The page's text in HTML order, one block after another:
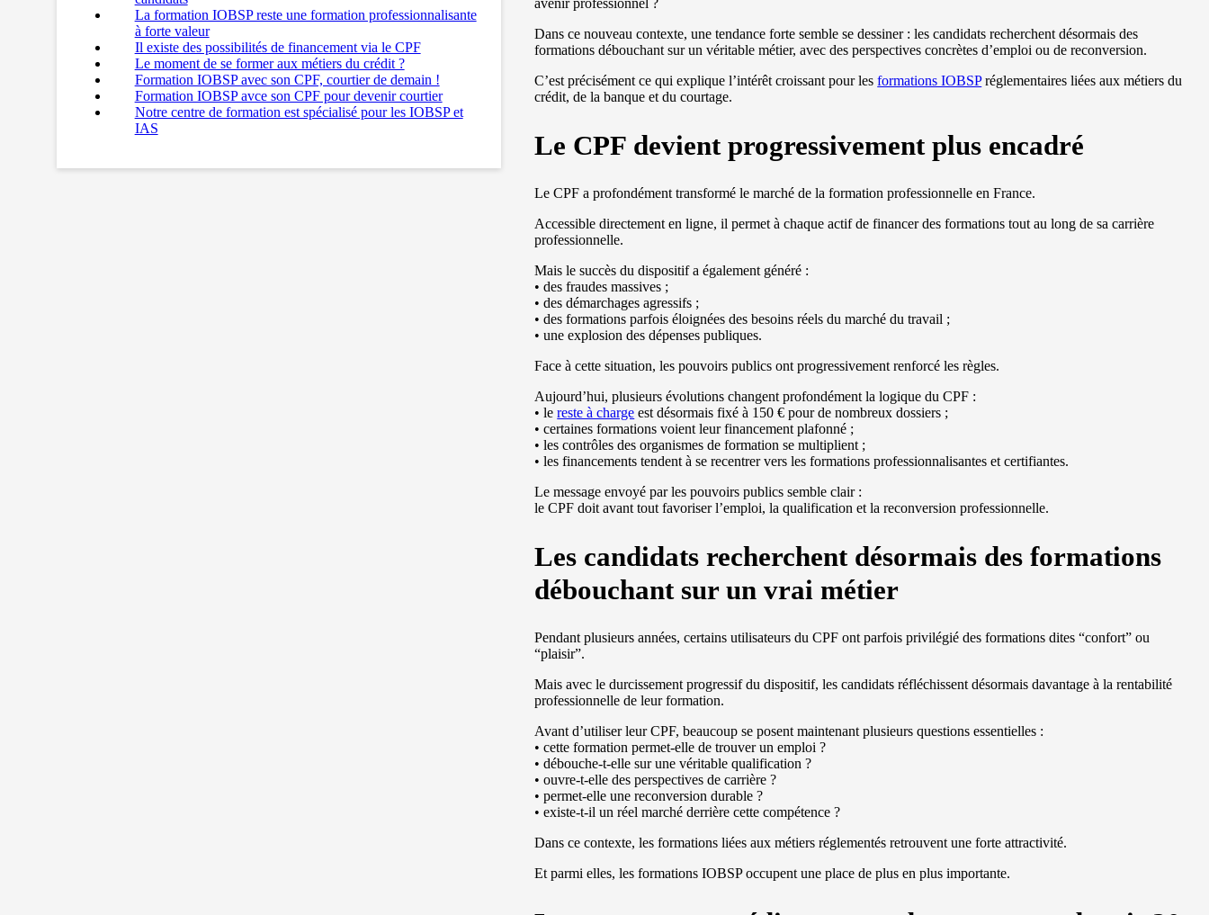
avenir professionnel ?
Dans ce nouveau contexte, une tendance forte semble se dessiner : les candidats recherchent désormais des
formations débouchant sur un véritable métier, avec des perspectives concrètes d’emploi ou de reconversion.
C’est précisément ce qui explique l’intérêt croissant pour lesformations IOBSPréglementaires liées aux métiers du
crédit, de la banque et du courtage.
Le CPF devient progressivement plus encadré
Le CPF a profondément transformé le marché de la formation professionnelle en France.
Accessible directement en ligne, il permet à chaque actif de financer des formations tout au long de sa carrière
professionnelle.
Mais le succès du dispositif a également généré :
• des fraudes massives ;
• des démarchages agressifs ;
• des formations parfois éloignées des besoins réels du marché du travail ;
• une explosion des dépenses publiques.
Face à cette situation, les pouvoirs publics ont progressivement renforcé les règles.
Aujourd’hui, plusieurs évolutions changent profondément la logique du CPF :
• lereste à charge est désormais fixé à 150 € pour de nombreux dossiers ;
• certaines formations voient leur financement plafonné ;
• les contrôles des organismes de formation se multiplient ;
• les financements tendent à se recentrer vers les formations professionnalisantes et certifiantes.
Le message envoyé par les pouvoirs publics semble clair :
le CPF doit avant tout favoriser l’emploi, la qualification et la reconversion professionnelle.
Les candidats recherchent désormais des formations
débouchant sur un vrai métier
Pendant plusieurs années, certains utilisateurs du CPF ont parfois privilégié des formations dites “confort” ou
“plaisir”.
Mais avec le durcissement progressif du dispositif, les candidats réfléchissent désormais davantage à la rentabilité
professionnelle de leur formation.
Avant d’utiliser leur CPF, beaucoup se posent maintenant plusieurs questions essentielles :
• cette formation permet-elle de trouver un emploi ?
• débouche-t-elle sur une véritable qualification ?
• ouvre-t-elle des perspectives de carrière ?
• permet-elle une reconversion durable ?
• existe-t-il un réel marché derrière cette compétence ?
Dans ce contexte, les formations liées aux métiers réglementés retrouvent une forte attractivité.
Et parmi elles, les formations IOBSP occupent une place de plus en plus importante.
La formation IOBSP reste une formation professionnalisante
à forte valeur
Il existe des possibilités de financement via le CPF
Le moment de se former aux métiers du crédit ?
Formation IOBSP avec son CPF, courtier de demain !
Formation IOBSP avce son CPF pour devenir courtier
Notre centre de formation est spécialisé pour les IOBSP et
IAS